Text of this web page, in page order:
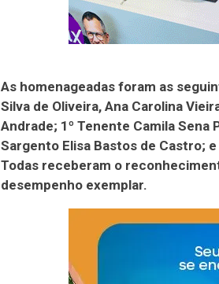
As homenageadas foram as
Silva de Oliveira, Ana Carolina
Andrade; 1º Tenente Camila Sena
Sargento Elisa Bastos de Castro;
Todas receberam o
desempenho exemplar.